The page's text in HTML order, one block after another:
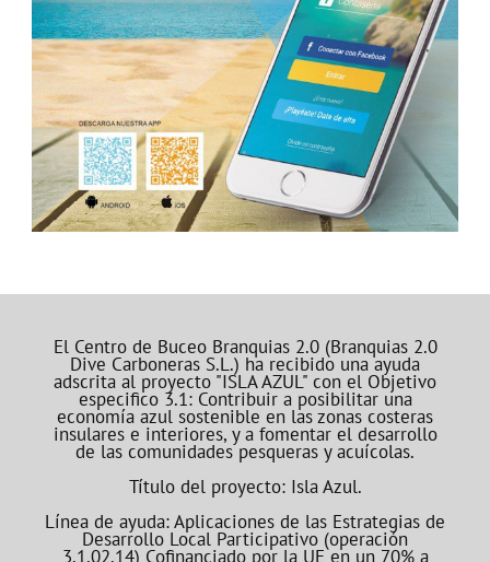
El Centro de Buceo Branquias 2.0 (Branquias 2.0
Dive Carboneras S.L.) ha recibido una ayuda
adscrita al proyecto "ISLA AZUL" con el Objetivo
especifico 3.1: Contribuir a posibilitar una
economía azul sostenible en las zonas costeras
insulares e interiores, y a fomentar el desarrollo
de las comunidades pesqueras y acuícolas.
Título del proyecto: Isla Azul.
Línea de ayuda: Aplicaciones de las Estrategias de
Desarrollo Local Participativo (operación
3.1.02.14) Cofinanciado por la UE en un 70% a